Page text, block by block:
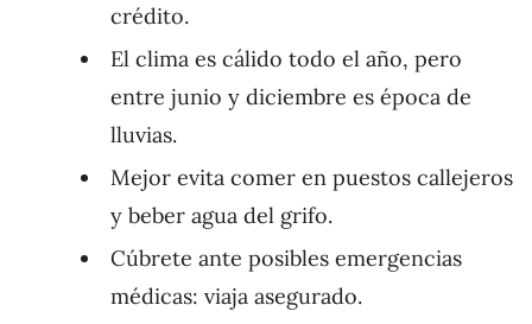
crédito.
El clima es cálido todo el año, pero
entre junio y diciembre es época de
lluvias.
Mejor evita comer en puestos callejeros
y beber agua del grifo.
Cúbrete ante posibles emergencias
médicas: viaja asegurado.